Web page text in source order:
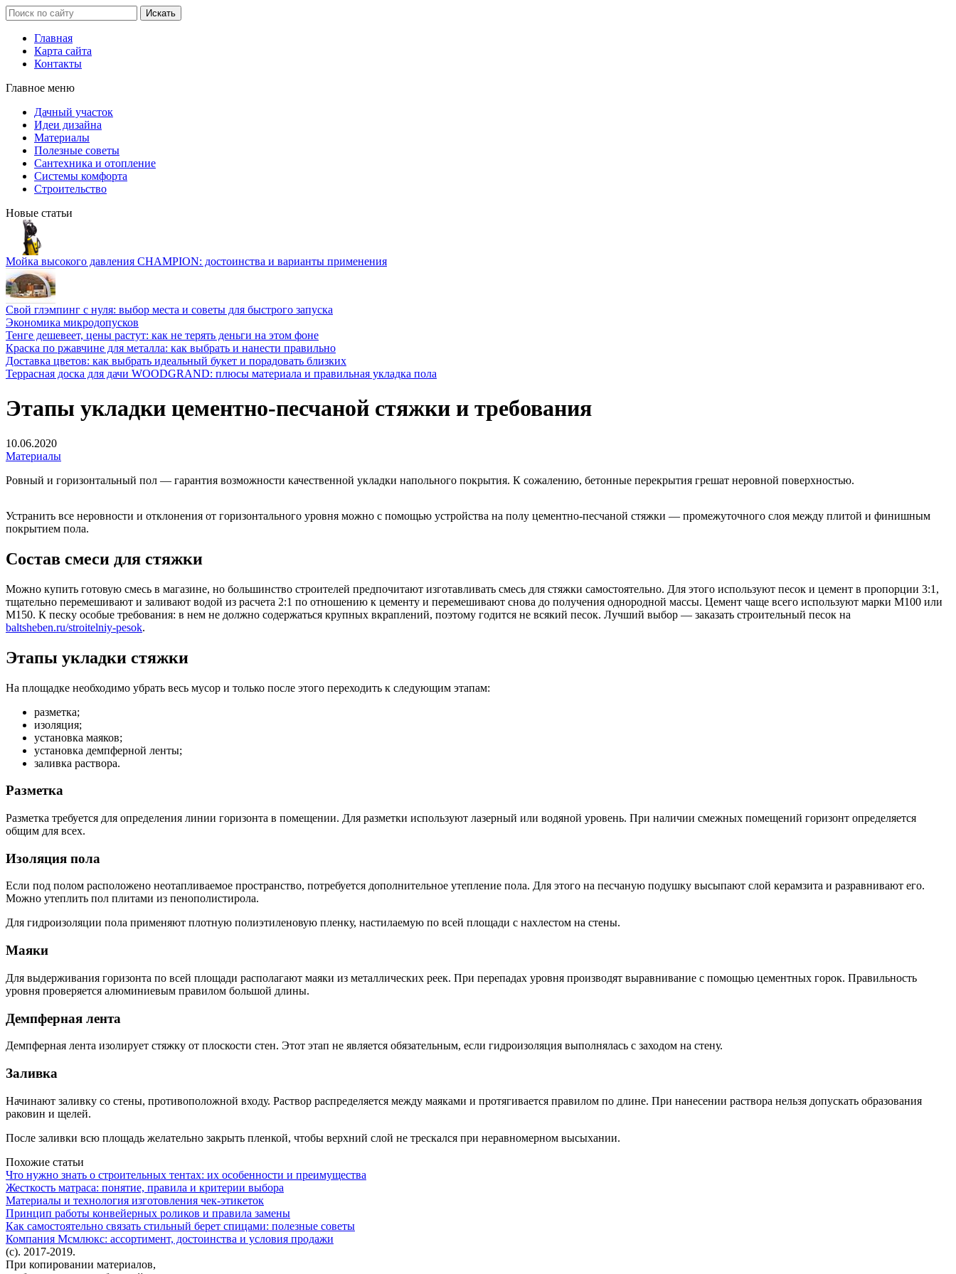
Главная
Карта сайта
Контакты
Главное меню
Дачный участок
Идеи дизайна
Материалы
Полезные советы
Сантехника и отопление
Системы комфорта
Строительство
Новые статьи
Мойка высокого давления CHAMPION: достоинства и варианты применения
Свой глэмпинг с нуля: выбор места и советы для быстрого запуска
Экономика микродопусков
Тенге дешевеет, цены растут: как не терять деньги на этом фоне
Краска по ржавчине для металла: как выбрать и нанести правильно
Доставка цветов: как выбрать идеальный букет и порадовать близких
Террасная доска для дачи WOODGRAND: плюсы материала и правильная укладка пола
Этапы укладки цементно-песчаной стяжки и требования
10.06.2020
Материалы
Ровный и горизонтальный пол — гарантия возможности качественной укладки напольного покрытия. К сожалению, бетонные перекрытия грешат неровной поверхностью.
Устранить все неровности и отклонения от горизонтального уровня можно с помощью устройства на полу цементно-песчаной стяжки — промежуточного слоя между плитой и финишным
покрытием пола.
Состав смеси для стяжки
Можно купить готовую смесь в магазине, но большинство строителей предпочитают изготавливать смесь для стяжки самостоятельно. Для этого используют песок и цемент в пропорции 3:1,
тщательно перемешивают и заливают водой из расчета 2:1 по отношению к цементу и перемешивают снова до получения однородной массы. Цемент чаще всего используют марки М100 или
М150. К песку особые требования: в нем не должно содержаться крупных вкраплений, поэтому годится не всякий песок. Лучший выбор — заказать строительный песок на
baltsheben.ru/stroitelniy-pesok.
Этапы укладки стяжки
На площадке необходимо убрать весь мусор и только после этого переходить к следующим этапам:
разметка;
изоляция;
установка маяков;
установка демпферной ленты;
заливка раствора.
Разметка
Разметка требуется для определения линии горизонта в помещении. Для разметки используют лазерный или водяной уровень. При наличии смежных помещений горизонт определяется
общим для всех.
Изоляция пола
Если под полом расположено неотапливаемое пространство, потребуется дополнительное утепление пола. Для этого на песчаную подушку высыпают слой керамзита и разравнивают его.
Можно утеплить пол плитами из пенополистирола.
Для гидроизоляции пола применяют плотную полиэтиленовую пленку, настилаемую по всей площади с нахлестом на стены.
Маяки
Для выдерживания горизонта по всей площади располагают маяки из металлических реек. При перепадах уровня производят выравнивание с помощью цементных горок. Правильность
уровня проверяется алюминиевым правилом большой длины.
Демпферная лента
Демпферная лента изолирует стяжку от плоскости стен. Этот этап не является обязательным, если гидроизоляция выполнялась с заходом на стену.
Заливка
Начинают заливку со стены, противоположной входу. Раствор распределяется между маяками и протягивается правилом по длине. При нанесении раствора нельзя допускать образования
раковин и щелей.
После заливки всю площадь желательно закрыть пленкой, чтобы верхний слой не трескался при неравномерном высыхании.
Похожие статьи
Что нужно знать о строительных тентах: их особенности и преимущества
Жесткость матраса: понятие, правила и критерии выбора
Материалы и технология изготовления чек-этикеток
Принцип работы конвейерных роликов и правила замены
Как самостоятельно связать стильный берет спицами: полезные советы
Компания Мсмлюкс: ассортимент, достоинства и условия продажи
(c). 2017-2019.
При копировании материалов,